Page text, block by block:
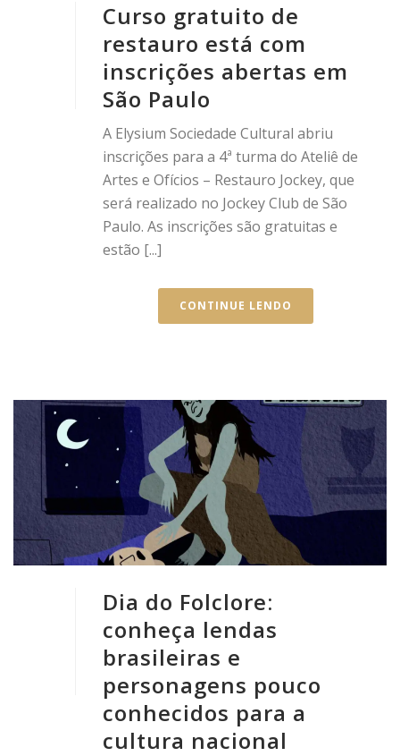
Curso gratuito de
restauro está com
inscrições abertas em
São Paulo
A Elysium Sociedade Cultural abriu
inscrições para a 4ª turma do Ateliê de
Artes e Ofícios – Restauro Jockey, que
será realizado no Jockey Club de São
Paulo. As inscrições são gratuitas e
estão [...]
CONTINUE LENDO
Dia do Folclore:
conheça lendas
brasileiras e
personagens pouco
conhecidos para a
cultura nacional